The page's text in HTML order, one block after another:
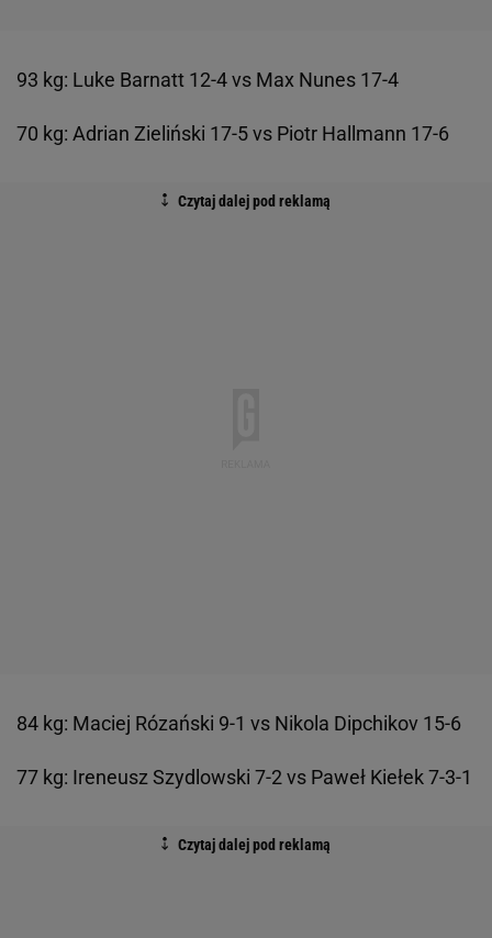
93 kg: Luke Barnatt 12-4 vs Max Nunes 17-4
70 kg: Adrian Zieliński 17-5 vs Piotr Hallmann 17-6
84 kg: Maciej Rózański 9-1 vs Nikola Dipchikov 15-6
77 kg: Ireneusz Szydlowski 7-2 vs Paweł Kiełek 7-3-1